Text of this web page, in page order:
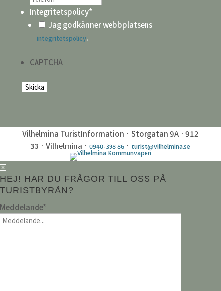
Integritetspolicy*
Jag godkänner webbplatsens
integritetspolicy.
CAPTCHA
Vilhelmina TuristInformation · Storgatan 9A · 912
33 · Vilhelmina ·0940-398 86 · turist@vilhelmina.se
HEJ! HAR DU FRÅGOR TILL OSS PÅ
TURISTBYRÅN?
Meddelande*